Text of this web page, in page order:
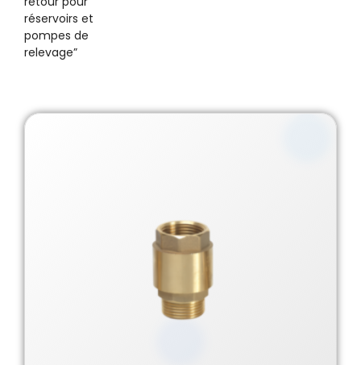
réservoirs et
pompes de
relevage”